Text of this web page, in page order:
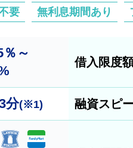
要 無利息期間あり
～
借入限度
分(※1) 融資スピ